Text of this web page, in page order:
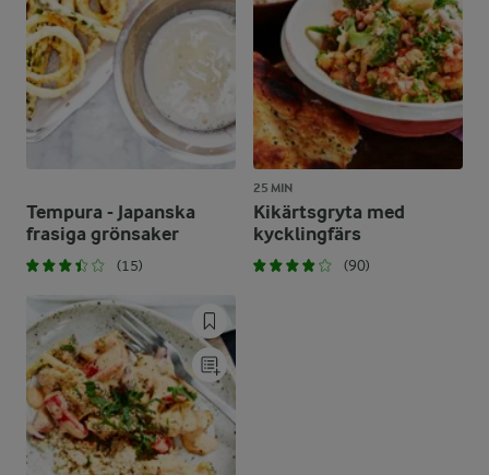
Tempura - Japanska
frasiga grönsaker
(15)
25 MIN
Kikärtsgryta med
kycklingfärs
(90)